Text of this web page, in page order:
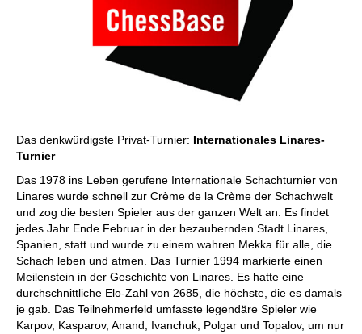
Das denkwürdigste Privat-Turnier: Internationales Linares-
Turnier
Das 1978 ins Leben gerufene Internationale Schachturnier von
Linares wurde schnell zur Crème de la Crème der Schachwelt
und zog die besten Spieler aus der ganzen Welt an. Es findet
jedes Jahr Ende Februar in der bezaubernden Stadt Linares,
Spanien, statt und wurde zu einem wahren Mekka für alle, die
Schach leben und atmen. Das Turnier 1994 markierte einen
Meilenstein in der Geschichte von Linares. Es hatte eine
durchschnittliche Elo-Zahl von 2685, die höchste, die es damals
je gab. Das Teilnehmerfeld umfasste legendäre Spieler wie
Karpov, Kasparov, Anand, Ivanchuk, Polgar und Topalov, um nur